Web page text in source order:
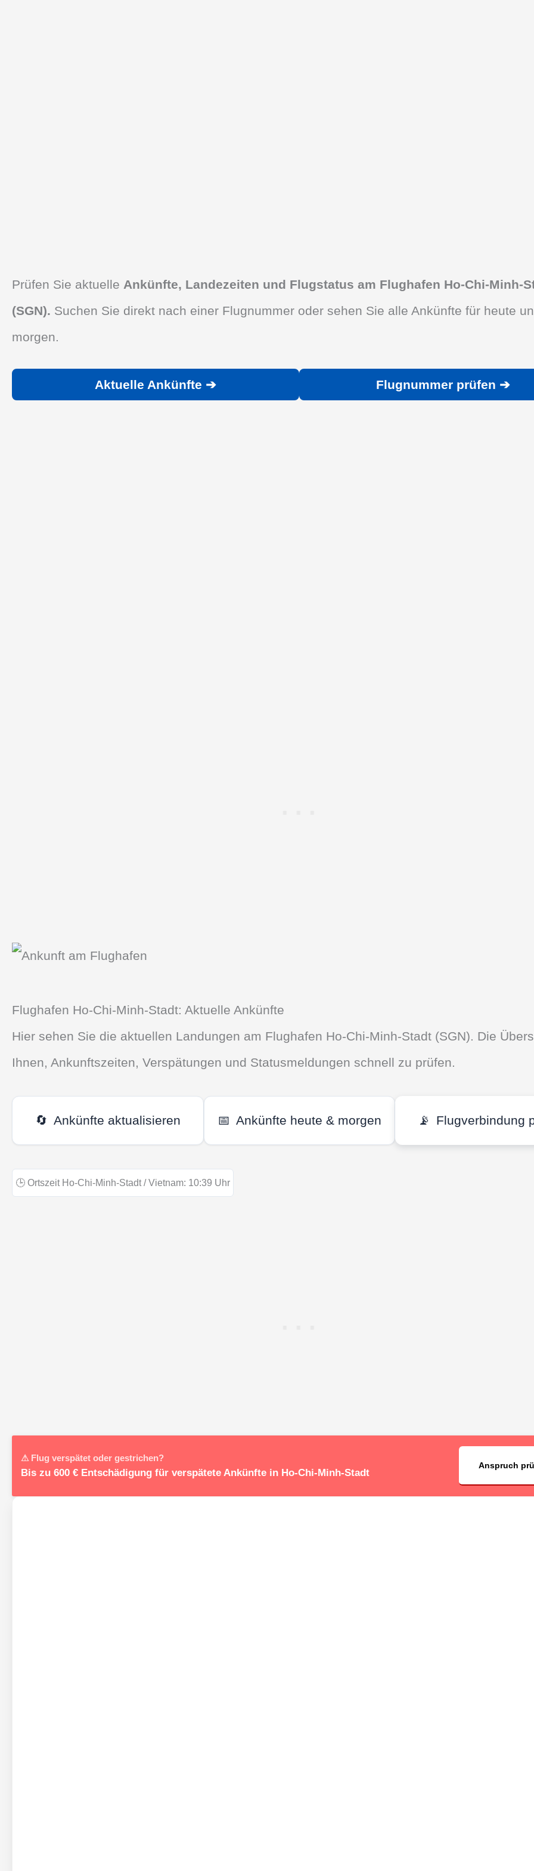
Prüfen Sie aktuelle Ankünfte, Landezeiten und Flugstatus am Flughafen Ho-Chi-Minh-
(SGN). Suchen Sie direkt nach einer Flugnummer oder sehen Sie alle Ankünfte für heute
morgen.
Aktuelle Ankünfte ➔ Flugnummer prüfen ➔
Flughafen Ho-Chi-Minh-Stadt: Aktuelle Ankünfte
Hier sehen Sie die aktuellen Landungen am Flughafen Ho-Chi-Minh-Stadt (SGN). Die
Ihnen, Ankunftszeiten, Verspätungen und Statusmeldungen schnell zu prüfen.
🔄 Ankünfte aktualisieren 📅 Ankünfte heute & morgen 📡 Flugverbindung
🕒 Ortszeit Ho-Chi-Minh-Stadt / Vietnam: 10:39 Uhr
⚠ Flug verspätet oder gestrichen?
Bis zu 600 € Entschädigung für verspätete Ankünfte in Ho-Chi-Minh-Stadt
Anspruch